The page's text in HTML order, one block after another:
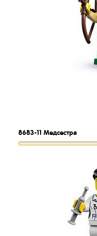
8683-11 Медсестра